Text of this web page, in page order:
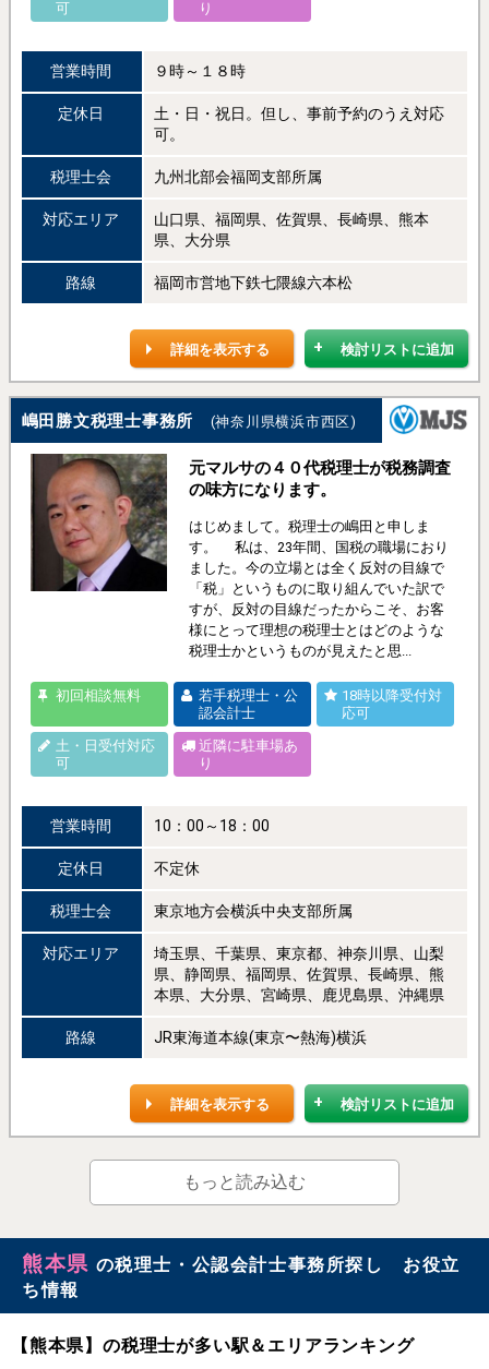
可 り
営業時間 ９時～１８時
定休日
土・日・祝日。但し、事前予約のうえ対応
可。
税理士会 九州北部会福岡支部所属
対応エリア
山口県、福岡県、佐賀県、長崎県、熊本
県、大分県
路線 福岡市営地下鉄七隈線六本松
検討リストに追加
詳細を表示する
嶋田勝文税理士事務所 (神奈川県横浜市西区)
元マルサの４０代税理士が税務調査
の味方になります。
はじめまして。税理士の嶋田と申しま
す。 私は、23年間、国税の職場におり
ました。今の立場とは全く反対の目線で
「税」というものに取り組んでいた訳で
すが、反対の目線だったからこそ、お客
様にとって理想の税理士とはどのような
税理士かというものが見えたと思...
初回相談無料
若手税理士・公
認会計士
18時以降受付対
応可
土・日受付対応
可
近隣に駐車場あ
り
営業時間 10：00～18：00
定休日 不定休
税理士会 東京地方会横浜中央支部所属
対応エリア
埼玉県、千葉県、東京都、神奈川県、山梨
県、静岡県、福岡県、佐賀県、長崎県、熊
本県、大分県、宮崎県、鹿児島県、沖縄県
路線 JR東海道本線(東京〜熱海)横浜
検討リストに追加
詳細を表示する
もっと読み込む
熊本県 の税理士・公認会計士事務所探し お役立
ち情報
【熊本県】の税理士が多い駅＆エリアランキング